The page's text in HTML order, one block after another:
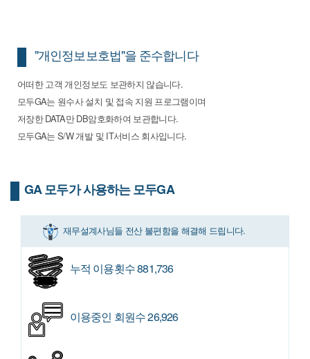
"개인정보보호법"을 준수합니다
어떠한 고객 개인정보도 보관하지 않습니다.
모두GA는 원수사 설치 및 접속 지원 프로그램이며
저장한 DATA만 DB암호화하여 보관합니다.
모두GA는 S/W 개발 및 IT서비스 회사입니다.
GA 모두가 사용하는 모두GA
재무설계사님들 전산 불편함을 해결해 드립니다.
누적 이용횟수881,736
이용중인 회원수 26,926